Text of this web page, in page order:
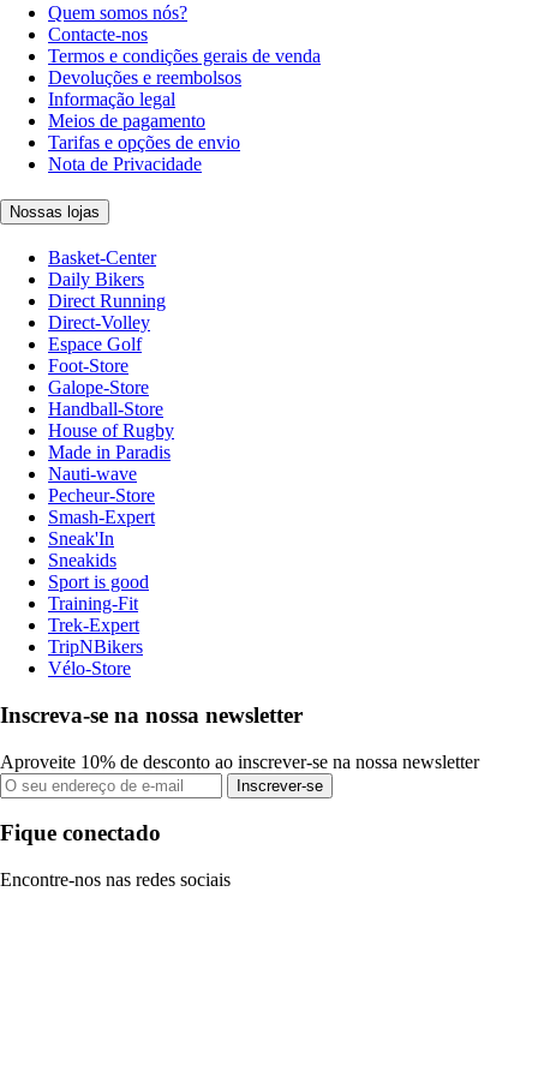
Quem somos nós?
Contacte-nos
Termos e condições gerais de venda
Devoluções e reembolsos
Informação legal
Meios de pagamento
Tarifas e opções de envio
Nota de Privacidade
Nossas lojas
Basket-Center
Daily Bikers
Direct Running
Direct-Volley
Espace Golf
Foot-Store
Galope-Store
Handball-Store
House of Rugby
Made in Paradis
Nauti-wave
Pecheur-Store
Smash-Expert
Sneak'In
Sneakids
Sport is good
Training-Fit
Trek-Expert
TripNBikers
Vélo-Store
Inscreva-se na nossa newsletter
Aproveite 10% de desconto ao inscrever-se na nossa newsletter
Inscrever-se
Fique conectado
Encontre-nos nas redes sociais